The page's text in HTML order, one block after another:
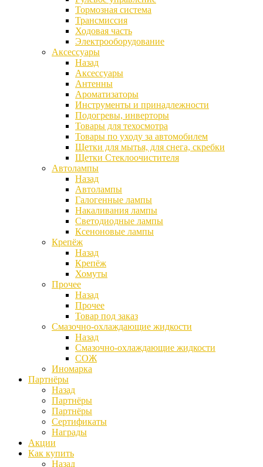
Тормозная система
Трансмиссия
Ходовая часть
Электрооборудование
Аксессуары
Назад
Аксессуары
Антенны
Ароматизаторы
Инструменты и принадлежности
Подогревы, инверторы
Товары для техосмотра
Товары по уходу за автомобилем
Щетки для мытья, для снега, скребки
Щетки Стеклоочистителя
Автолампы
Назад
Автолампы
Галогенные лампы
Накаливания лампы
Светодиодные лампы
Ксеноновые лампы
Крепёж
Назад
Крепёж
Хомуты
Прочее
Назад
Прочее
Товар под заказ
Смазочно-охлаждающие жидкости
Назад
Смазочно-охлаждающие жидкости
СОЖ
Иномарка
Партнёры
Назад
Партнёры
Партнёры
Сертификаты
Награды
Акции
Как купить
Назад